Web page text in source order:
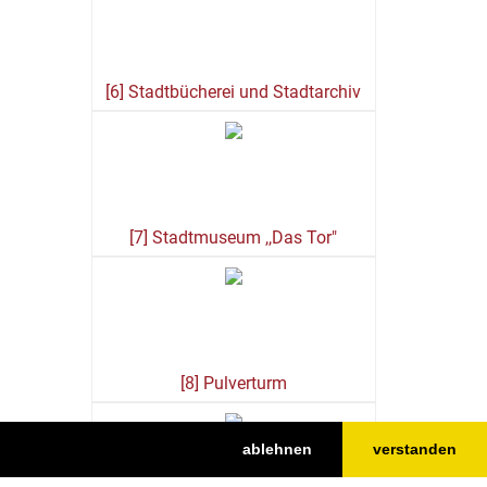
ablehnen verstanden
[6] Stadtbücherei und Stadtarchiv
[7] Stadtmuseum ,,Das Tor"
[8] Pulverturm